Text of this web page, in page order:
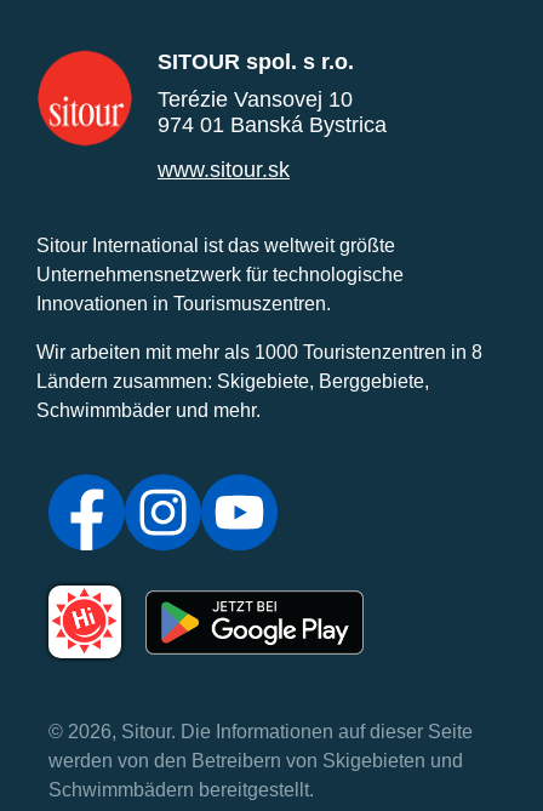
SITOUR spol. s r.o.
Terézie Vansovej 10
974 01 Banská Bystrica
www.sitour.sk
Sitour International ist das weltweit größte
Unternehmensnetzwerk für technologische
Innovationen in Tourismuszentren.
Wir arbeiten mit mehr als 1000 Touristenzentren in 8
Ländern zusammen: Skigebiete, Berggebiete,
Schwimmbäder und mehr.
© 2026, Sitour. Die Informationen auf dieser Seite
werden von den Betreibern von Skigebieten und
Schwimmbädern bereitgestellt.